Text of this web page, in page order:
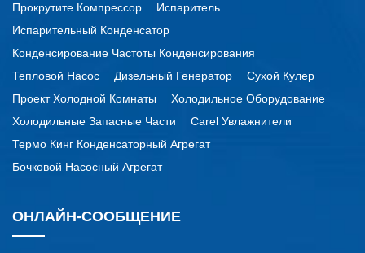
Прокрутите Компрессор
Испаритель
Испарительный Конденсатор
Конденсирование Частоты Конденсирования
Тепловой Насос
Дизельный Генератор
Сухой Кулер
Проект Холодной Комнаты
Холодильное Оборудование
Холодильные Запасные Части
Carel Увлажнители
Термо Кинг Конденсаторный Агрегат
Бочковой Насосный Агрегат
ОНЛАЙН-СООБЩЕНИЕ